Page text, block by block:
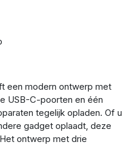
een modern ontwerp met
USB-C-poorten en één
tegelijk opladen. Of u
gadget oplaadt, deze
ontwerp met drie